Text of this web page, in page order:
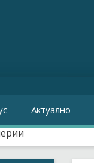
Актуално